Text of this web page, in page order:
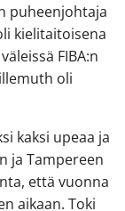
puheenjohtaja
kielitaitoisena
FIBA:n
oli
kaksi upeaa ja
ja Tampereen
että vuonna
aikaan. Toki